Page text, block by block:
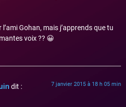
Gohan, mais j’apprends que tu
voix ?? 😀
dit : 7 janvier 2015 à 18 h 05 min